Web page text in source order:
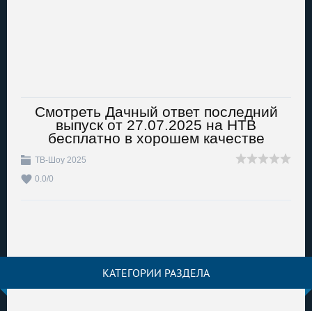
Смотреть Дачный ответ последний
выпуск от 27.07.2025 на НТВ
бесплатно в хорошем качестве
ТВ-Шоу 2025
0.0/0
КАТЕГОРИИ РАЗДЕЛА